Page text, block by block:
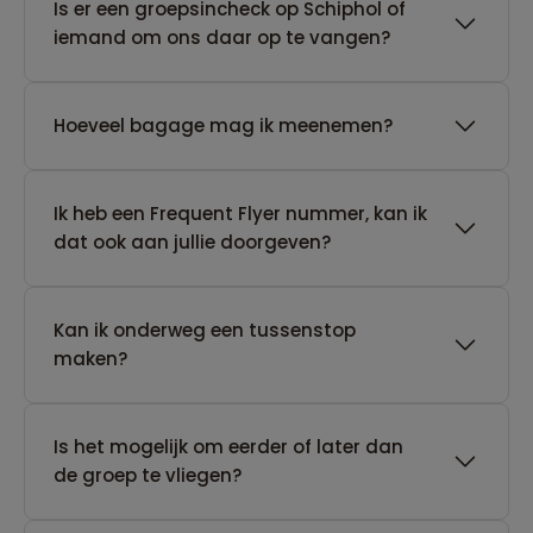
Is er een groepsincheck op Schiphol of
iemand om ons daar op te vangen?
Hoeveel bagage mag ik meenemen?
Ik heb een Frequent Flyer nummer, kan ik
dat ook aan jullie doorgeven?
Kan ik onderweg een tussenstop
maken?
Is het mogelijk om eerder of later dan
de groep te vliegen?